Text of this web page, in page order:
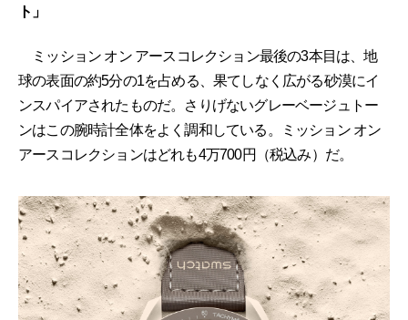
ト」
ミッション オン アースコレクション最後の3本目は、地
球の表面の約5分の1を占める、果てしなく広がる砂漠にイ
ンスパイアされたものだ。さりげないグレーベージュトー
ンはこの腕時計全体をよく調和している。ミッション オン
アースコレクションはどれも4万700円（税込み）だ。